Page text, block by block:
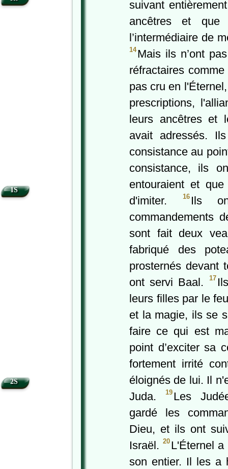
suivant
ancêtres et
l’intermédiaire de
14 Mais ils n’ont
réfractaires
pas cru en
prescriptions,
leurs ancêtres et
avait adressés.
consistance au
consistance, ils
entouraient et
d'imiter.
16 Ils
commandements
sont fait deux
fabriqué des
prosternés devant
ont servi Baal.
17
leurs filles par le
et la magie, ils se
faire ce qui est
point d’exciter sa
fortement irrité
éloignés de lui. Il
Juda.19 Les
gardé les
Dieu, et ils ont
Israël. 20 L'Éternel a
son entier. Il les a
1S
2S